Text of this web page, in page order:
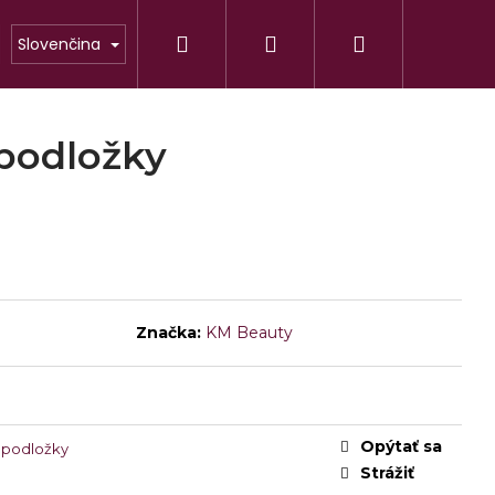
POMÔCKY DO SALÓNU
Slovenčina Prihlásenie
Značka: KM Beauty
podložky
Opýtať sa
Strážiť
C